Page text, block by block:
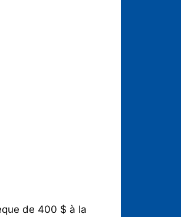
de 400 $ à la